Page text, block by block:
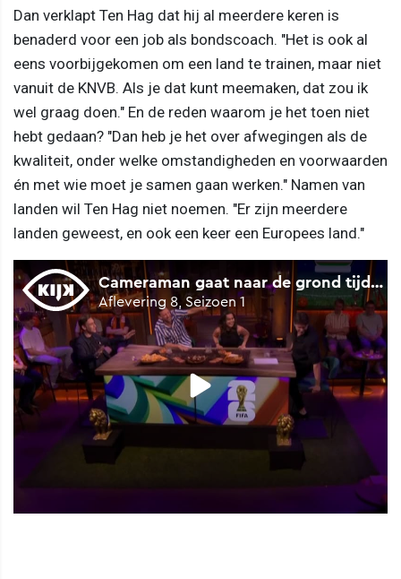
Dan verklapt Ten Hag dat hij al meerdere keren is
benaderd voor een job als bondscoach. "Het is ook al
eens voorbijgekomen om een land te trainen, maar niet
vanuit de KNVB. Als je dat kunt meemaken, dat zou ik
wel graag doen." En de reden waarom je het toen niet
hebt gedaan? "Dan heb je het over afwegingen als de
kwaliteit, onder welke omstandigheden en voorwaarden
én met wie moet je samen gaan werken." Namen van
landen wil Ten Hag niet noemen. "Er zijn meerdere
landen geweest, en ook een keer een Europees land."